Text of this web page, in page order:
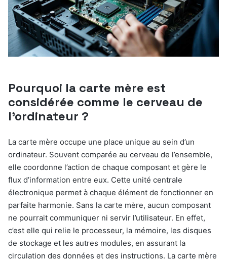
Pourquoi la carte mère est
considérée comme le cerveau de
l’ordinateur ?
La carte mère occupe une place unique au sein d’un
ordinateur. Souvent comparée au cerveau de l’ensemble,
elle coordonne l’action de chaque composant et gère le
flux d’information entre eux. Cette unité centrale
électronique permet à chaque élément de fonctionner en
parfaite harmonie. Sans la carte mère, aucun composant
ne pourrait communiquer ni servir l’utilisateur. En effet,
c’est elle qui relie le processeur, la mémoire, les disques
de stockage et les autres modules, en assurant la
circulation des données et des instructions. La carte mère